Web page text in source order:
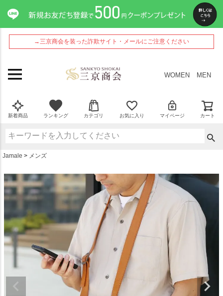
→三京商会を装った詐欺サイト・メールにご注意ください
WOMEN MEN
新着商品 ランキング カテゴリ お気に入り マイページ カート
Jamale メンズ
ペー
ジト
ップ
へ